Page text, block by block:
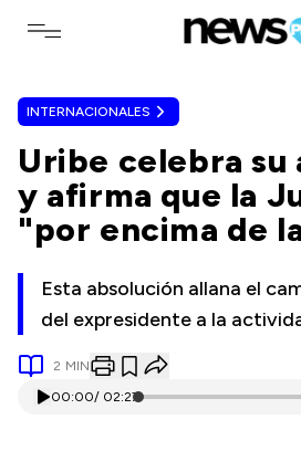
Toggle navigation menu
INTERNACIONALES
Uribe celebra su
y afirma que la
"por encima de
Esta absolución allana el
del expresidente a la
2 MIN
00:00/ 02:27